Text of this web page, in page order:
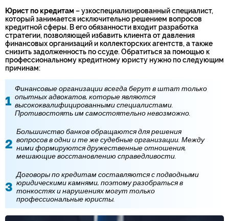
Юрист по кредитам – узкоспециализированный специалист,
который занимается исключительно решением вопросов
кредитной сферы. В его обязанности входит разработка
стратегии, позволяющей избавить клиента от давления
финансовых организаций и коллекторских агентств, а также
снизить задолженность по ссуде. Обратиться за помощью к
профессиональному кредитному юристу нужно по следующим
причинам:
Финансовые организации всегда берут в штат только
опытных адвокатов, которые являются
высококвалифицированными специалистами.
Противостоять им самостоятельно невозможно.
Большинство банков обращаются для решения
вопросов в одни и те же судебные организации. Между
ними формируются дружественные отношения,
мешающие восстановлению справедливости.
Договоры по кредитам составляются с подводными
юридическими камнями, поэтому разобраться в
тонкостях и нарушениях могут только
профессиональные юристы.